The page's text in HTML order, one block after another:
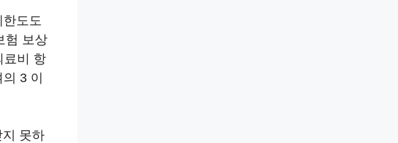
도도
험 보상
료비 항
3 이
못하